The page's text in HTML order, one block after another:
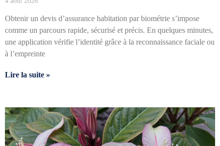
Obtenir un devis d’assurance habitation par biométrie s’impose
comme un parcours rapide, sécurisé et précis. En quelques minutes,
une application vérifie l’identité grâce à la reconnaissance faciale ou
à l’empreinte
Lire la suite »